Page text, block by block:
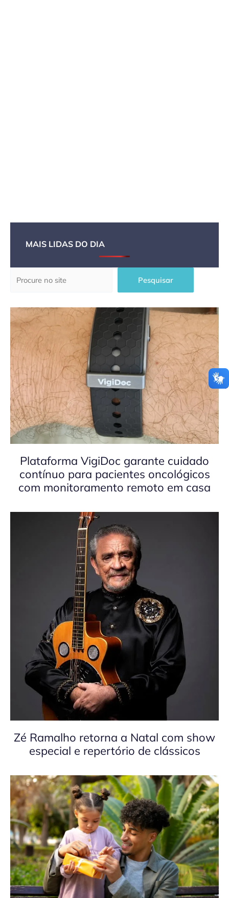
MAIS LIDAS DO DIA
Pesquisar
Plataforma VigiDoc garante cuidado
contínuo para pacientes oncológicos
com monitoramento remoto em casa
Zé Ramalho retorna a Natal com show
especial e repertório de clássicos